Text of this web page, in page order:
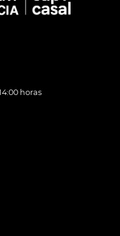
horas